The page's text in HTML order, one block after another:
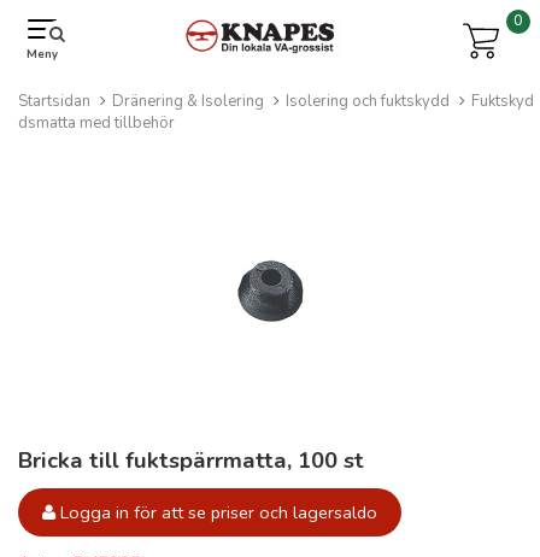
Meny
0
Startsidan Dränering & Isolering Isolering och fuktskydd
Fuktskyd
dsmatta med tillbehör
Bricka till fuktspärrmatta, 100 st
Logga in för att se priser och lagersaldo